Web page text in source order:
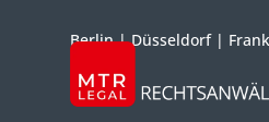
Berlin|Düsseldorf|